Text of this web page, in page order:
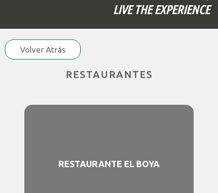
LIVE THE EXPERIENCE
Volver Atrás
RESTAURANTES
RESTAURANTE EL BOYA